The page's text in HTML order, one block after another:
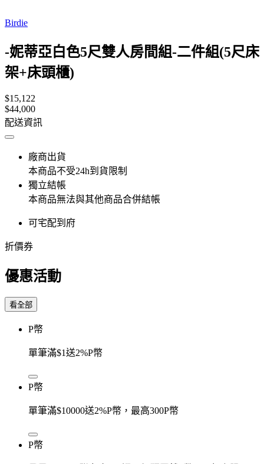
Birdie
-妮蒂亞白色5尺雙人房間組-二件組(5尺床
架+床頭櫃)
$15,122
$44,000
配送資訊
廠商出貨
本商品不受24h到貨限制
獨立結帳
本商品無法與其他商品合併結帳
可宅配到府
折價券
優惠活動
看全部
P幣
單筆滿$1送2%P幣
P幣
單筆滿$10000送2%P幣，最高300P幣
P幣